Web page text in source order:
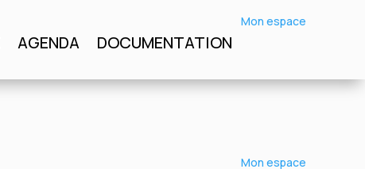
DOCUMENTATION
Mon espace
AGENDA DOCUMENTATION
Mon espace
Mon espace